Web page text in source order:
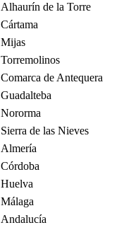
Alhaurín de la Torre
Cártama
Mijas
Torremolinos
Comarca de Antequera
Guadalteba
Nororma
Sierra de las Nieves
Almería
Córdoba
Huelva
Málaga
Andalucía